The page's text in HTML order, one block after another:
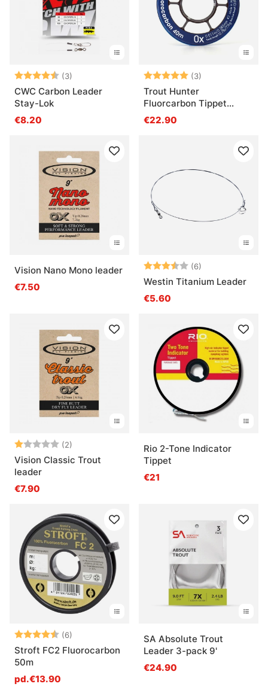
Note: (3)
CWC Carbon Leader
Stay-Lok
€8.20
Note: (3)
Trout Hunter
Fluorcarbon Tippet
Material
€22.90
Vision Nano Mono leader
€7.50
Note: (6)
Westin Titanium Leader
€5.60
Note: (2)
Vision Classic Trout
leader
€7.90
Rio 2-Tone Indicator
Tippet
€21
Note: (6)
Stroft FC2 Fluorocarbon
50m
pd.€13.90
SA Absolute Trout
Leader 3-pack 9'
€24.90